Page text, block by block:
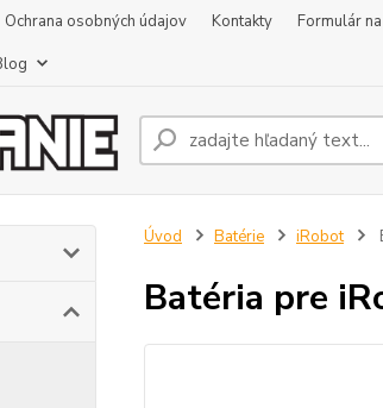
Ochrana osobných údajov Kontakty Formulár
Úvod Batérie iRobot
Batéria pre